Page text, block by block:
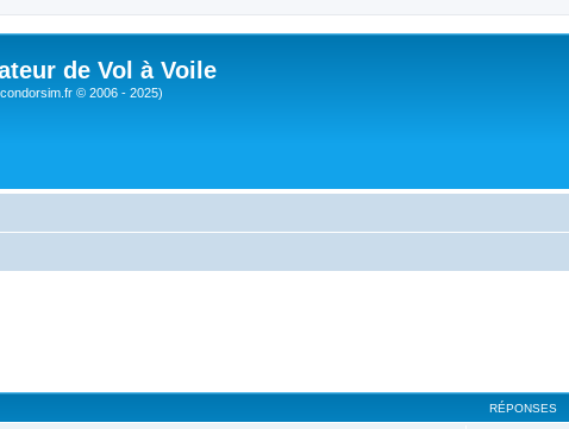
de Vol à Voile
© 2006 - 2025)
RÉPONSES